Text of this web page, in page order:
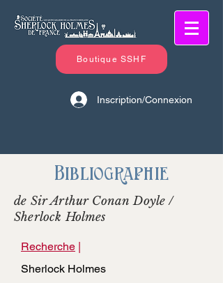
Boutique SSHF
Inscription/Connexion
Bibliographie
de Sir Arthur Conan Doyle /
Sherlock Holmes
Recherche |
Sherlock Holmes